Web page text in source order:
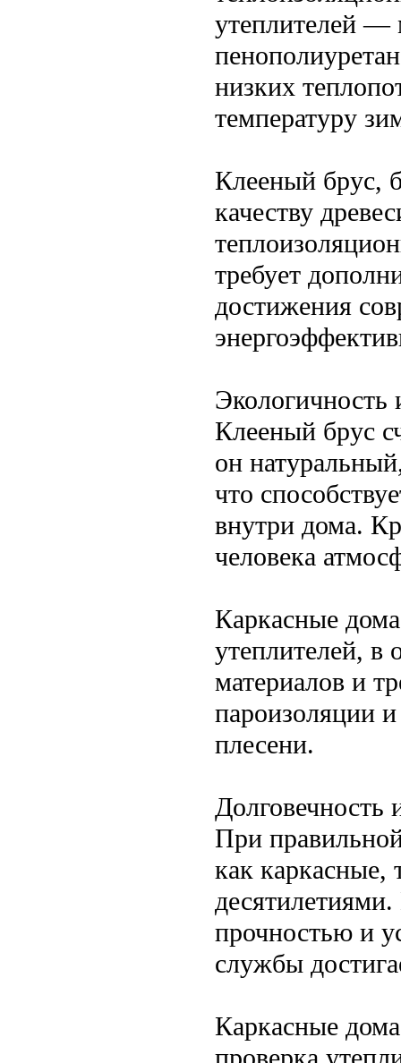
утеплителей —
низких
температуру
Клееный брус,
качеству
требует
достижения
Клееный брус
он
что
внутри дома.
человека
Каркасные
утеплителей, в
материалов и
пароизоляции
плесени.
Долговечность
При
как каркасные,
прочностью и
службы
Каркасные